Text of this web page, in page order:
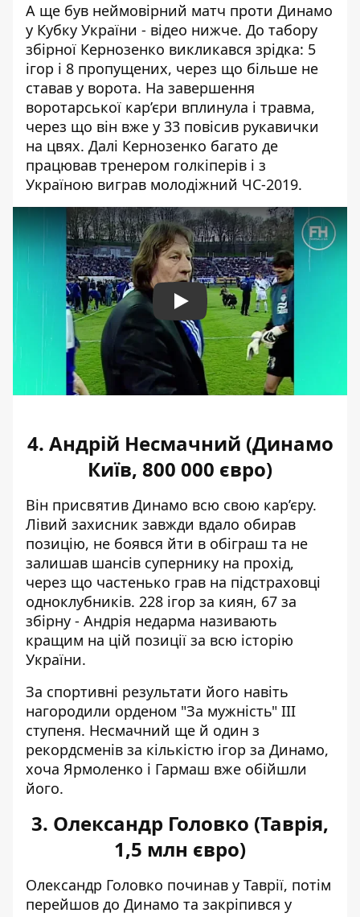
А ще був неймовірний матч проти Динамо
у Кубку України - відео нижче. До табору
збірної Кернозенко викликався зрідка: 5
ігор і 8 пропущених, через що більше не
ставав у ворота. На завершення
воротарської кар’єри вплинула і травма,
через що він вже у 33 повісив рукавички
на цвях. Далі Кернозенко багато де
працював тренером голкіперів і з
Україною виграв молодіжний ЧС-2019.
Play
4. Андрій Несмачний (Динамо
Київ, 800 000 євро)
Він присвятив Динамо всю свою кар’єру.
Лівий захисник завжди вдало обирав
позицію, не боявся йти в обіграш та не
залишав шансів супернику на прохід,
через що частенько грав на підстраховці
одноклубників. 228 ігор за киян, 67 за
збірну - Андрія недарма називають
кращим на цій позиції за всю історію
України.
За спортивні результати його навіть
нагородили орденом "За мужність" III
ступеня. Несмачний ще й один з
рекордсменів за кількістю ігор за Динамо,
хоча Ярмоленко і Гармаш вже обійшли
його.
3. Олександр Головко (Таврія,
1,5 млн євро)
Олександр Головко починав у Таврії, потім
перейшов до Динамо та закріпився у